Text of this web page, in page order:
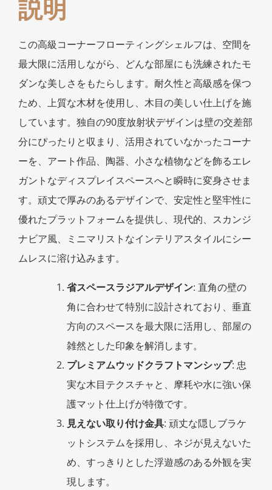
この高級コーナーフローティングシェルフは、空間を
最大限に活用しながら、どんな部屋にも洗練されたモ
ダンな美しさをもたらします。耐久性と高級感を保つ
ため、上質な木材を使用し、木目の美しい仕上げを施
しています。独自の90度放射状デザインは壁の交差部
分にぴったりと収まり、活用されていなかったコーナ
ーを、アート作品、陶器、小さな植物などを飾るエレ
ガントなディスプレイスペースへと瞬時に変身させま
す。頑丈で厚みのあるデザインで、安定性と堅牢性に
優れたプラットフォームを提供し、現代的、スカンジ
ナビア風、ミニマリストなインテリアスタイルにシー
ムレスに溶け込みます。
省スペースラジアルデザイン: 直角の壁の
角に合わせて特別に設計されており、垂直
方向のスペースを最大限に活用し、部屋の
雑然とした印象を解消します。
プレミアムウッドクラフトマンシップ: 忠
実な木目テクスチャと、摩耗や水に強い保
護マット仕上げが特徴です。
見えない取り付け金具: 頑丈な隠しブラケ
ットシステムを採用し、ネジが見えないた
め、すっきりとした浮遊感のある外観を実
現します。